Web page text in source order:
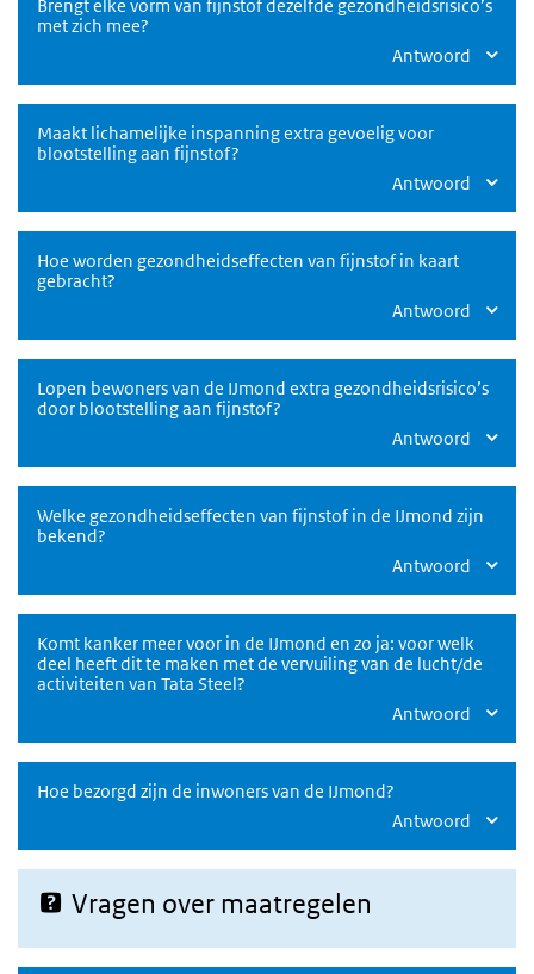
Brengt elke vorm van fijnstof dezelfde gezondheidsrisico’s
met zich mee?
Antwoord
Maakt lichamelijke inspanning extra gevoelig voor
blootstelling aan fijnstof?
Antwoord
Hoe worden gezondheidseffecten van fijnstof in kaart
gebracht?
Antwoord
Lopen bewoners van de IJmond extra gezondheidsrisico’s
door blootstelling aan fijnstof?
Antwoord
Welke gezondheidseffecten van fijnstof in de IJmond zijn
bekend?
Antwoord
Komt kanker meer voor in de IJmond en zo ja: voor welk
deel heeft dit te maken met de vervuiling van de lucht/de
activiteiten van Tata Steel?
Antwoord
Hoe bezorgd zijn de inwoners van de IJmond?
Antwoord
Vragen over maatregelen